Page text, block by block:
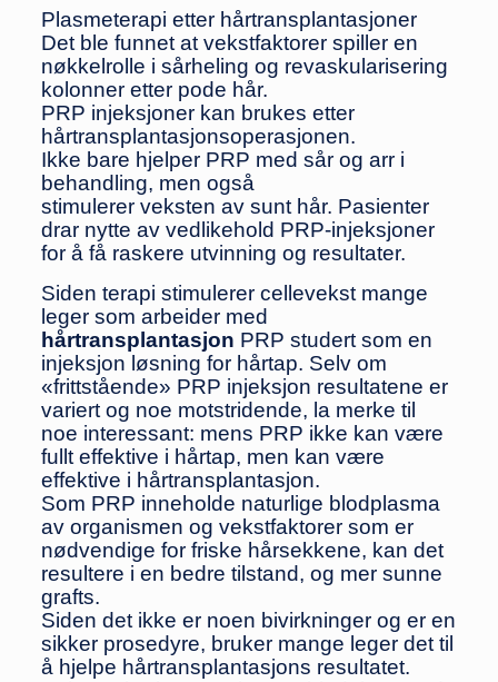
Plasmeterapi etter hårtransplantasjoner
Det ble funnet at vekstfaktorer spiller en
nøkkelrolle i sårheling og revaskularisering
kolonner etter pode hår.
PRP injeksjoner kan brukes etter
hårtransplantasjonsoperasjonen.
Ikke bare hjelper PRP med sår og arr i
behandling, men også
stimulerer veksten av sunt hår. Pasienter
drar nytte av vedlikehold PRP-injeksjoner
for å få raskere utvinning og resultater.
Siden terapi stimulerer cellevekst mange
leger som arbeider med
hårtransplantasjon PRP studert som en
injeksjon løsning for hårtap. Selv om
«frittstående» PRP injeksjon resultatene er
variert og noe motstridende, la merke til
noe interessant: mens PRP ikke kan være
fullt effektive i hårtap, men kan være
effektive i hårtransplantasjon.
Som PRP inneholde naturlige blodplasma
av organismen og vekstfaktorer som er
nødvendige for friske hårsekkene, kan det
resultere i en bedre tilstand, og mer sunne
grafts.
Siden det ikke er noen bivirkninger og er en
sikker prosedyre, bruker mange leger det til
å hjelpe hårtransplantasjons resultatet.